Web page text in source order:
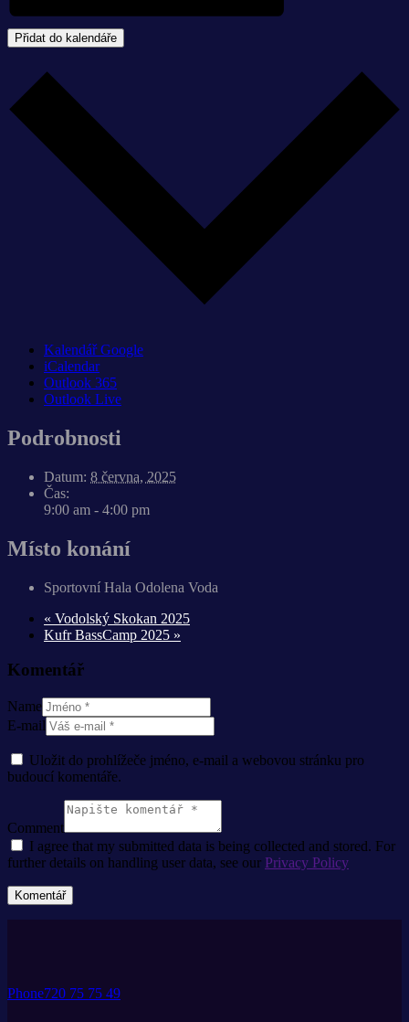
Přidat do kalendáře
Kalendář Google
iCalendar
Outlook 365
Outlook Live
Podrobnosti
Datum: 8 června, 2025
Čas:
9:00 am - 4:00 pm
Místo konání
Sportovní Hala Odolena Voda
« Vodolský Skokan 2025
Kufr BassCamp 2025 »
Komentář
Name
E-mail
Uložit do prohlížeče jméno, e-mail a webovou stránku pro
budoucí komentáře.
Comment
I agree that my submitted data is being collected and stored. For
further details on handling user data, see our Privacy Policy
Phone720 75 75 49